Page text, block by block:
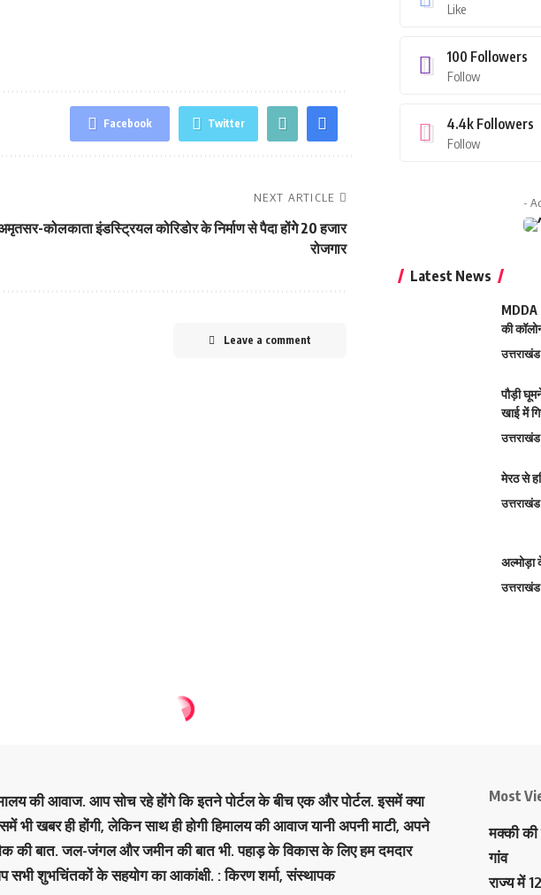
Facebook Twitter
NEXT ARTICLE
कोलकाता इंडस्ट्रियल कोरिडोर के निर्माण से पैदा होंगेे 20 हजार
रोजगार
Leave a comment
Like
100 Followers
Follow
4.4k Followers
Follow
-
Latest News
MDDA
की
उत्तराखंड
पौड़ी
खाई में
उत्तराखंड
मेरठ से
उत्तराखंड
अल्मोड़ा
उत्तराखंड
की आवाज. आप सोच रहे होंगे कि इतने पोर्टल के बीच एक और पोर्टल. इसमें क्या
भी खबर ही होंगी, लेकिन साथ ही होगी हिमालय की आवाज यानी अपनी माटी, अपने
की बात. जल-जंगल और जमीन की बात भी. पहाड़ के विकास के लिए हम दमदार
शुभचिंतकों के सहयोग का आकांक्षी. : किरण शर्मा, संस्‍थापक
Most
मक्‍की
गांव
राज्य में